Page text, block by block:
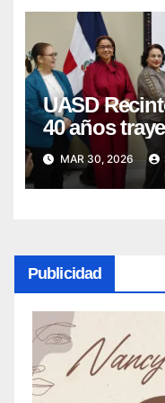
UASD
40 años
Marino
MAR 30, 2026
Publicidad